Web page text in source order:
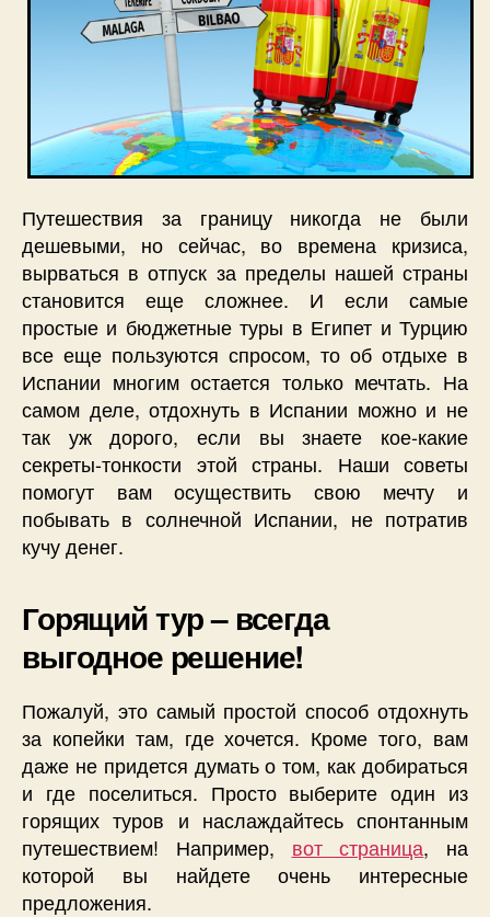
Путешествия за границу никогда не были
дешевыми, но сейчас, во времена кризиса,
вырваться в отпуск за пределы нашей страны
становится еще сложнее. И если самые
простые и бюджетные туры в Египет и Турцию
все еще пользуются спросом, то об отдыхе в
Испании многим остается только мечтать. На
самом деле, отдохнуть в Испании можно и не
так уж дорого, если вы знаете кое-какие
секреты-тонкости этой страны. Наши советы
помогут вам осуществить свою мечту и
побывать в солнечной Испании, не потратив
кучу денег.
Горящий тур – всегда
выгодное решение!
Пожалуй, это самый простой способ отдохнуть
за копейки там, где хочется. Кроме того, вам
даже не придется думать о том, как добираться
и где поселиться. Просто выберите один из
горящих туров и наслаждайтесь спонтанным
путешествием! Например, вот страница, на
которой вы найдете очень интересные
предложения.